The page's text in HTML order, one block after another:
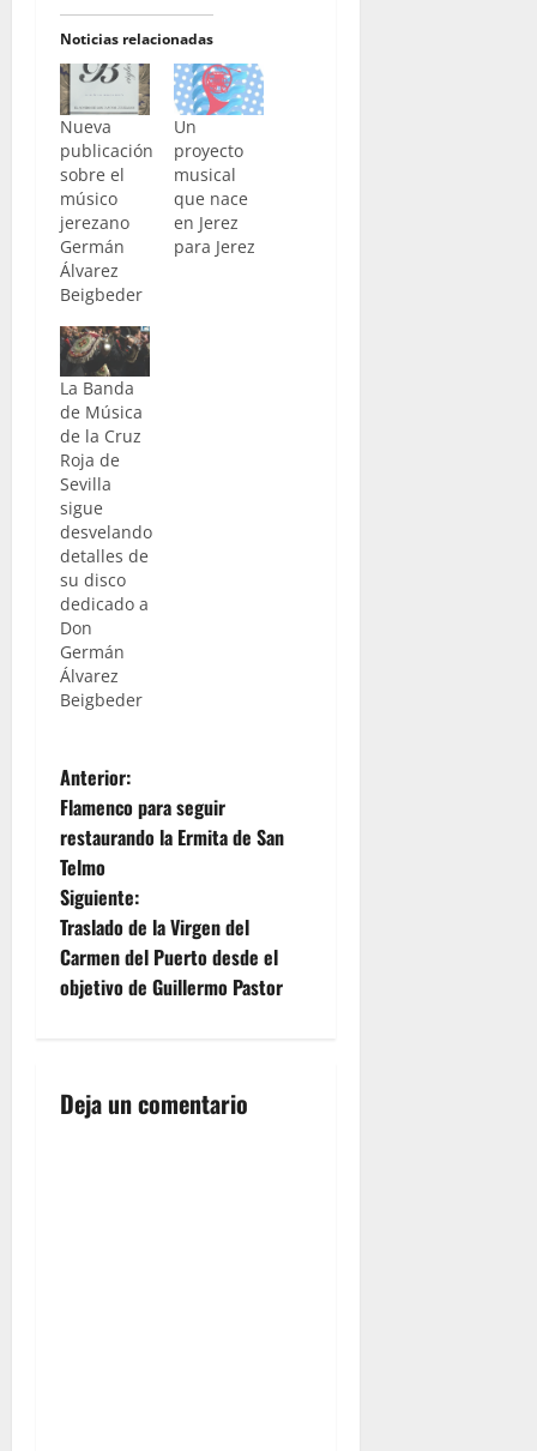
Noticias relacionadas
Nueva
publicación
sobre el
músico
jerezano
Germán
Álvarez
Beigbeder
Un
proyecto
musical
que nace
en Jerez
para Jerez
La Banda
de Música
de la Cruz
Roja de
Sevilla
sigue
desvelando
detalles de
su disco
dedicado a
Don
Germán
Álvarez
Beigbeder
N
a
v
e
g
c
Anterior:
Flamenco para seguir
restaurando la Ermita de San
Telmo
Siguiente:
Traslado de la Virgen del
Carmen del Puerto desde el
objetivo de Guillermo Pastor
Deja un comentario